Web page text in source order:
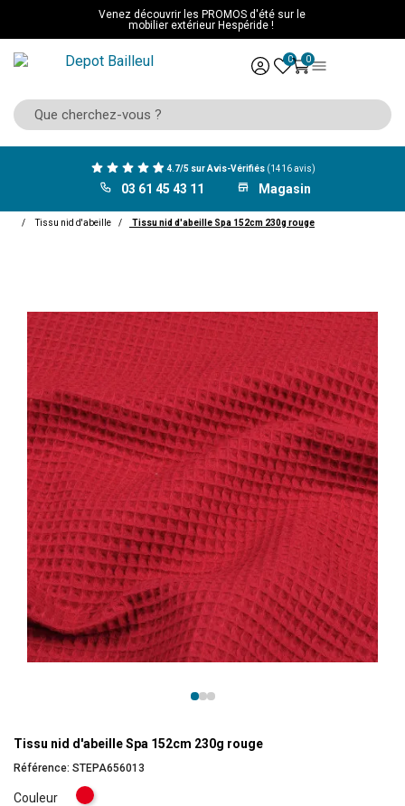
Venez découvrir les PROMOS d'été sur le
mobilier extérieur Hespéride !
0 0
4.7/5 sur Avis-Vérifiés (1416 avis)
03 61 45 43 11 Magasin
Tissu nid d'abeille
Tissu nid d'abeille Spa 152cm 230g rouge
Tissu nid d'abeille Spa 152cm 230g rouge
Référence: STEPA656013
Couleur
Rouge